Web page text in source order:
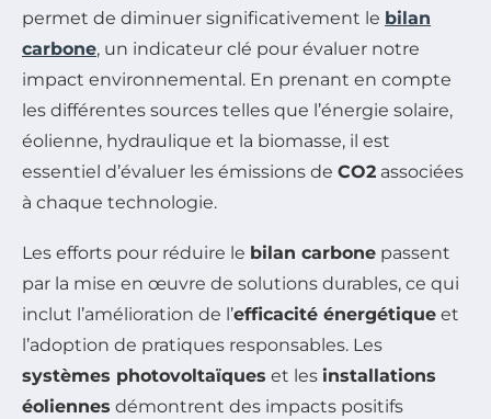
permet de diminuer significativement le bilan
carbone, un indicateur clé pour évaluer notre
impact environnemental. En prenant en compte
les différentes sources telles que l’énergie solaire,
éolienne, hydraulique et la biomasse, il est
essentiel d’évaluer les émissions de CO2 associées
à chaque technologie.
Les efforts pour réduire le bilan carbone passent
par la mise en œuvre de solutions durables, ce qui
inclut l’amélioration de l’efficacité énergétique et
l’adoption de pratiques responsables. Les
systèmes photovoltaïques et les installations
éoliennes démontrent des impacts positifs